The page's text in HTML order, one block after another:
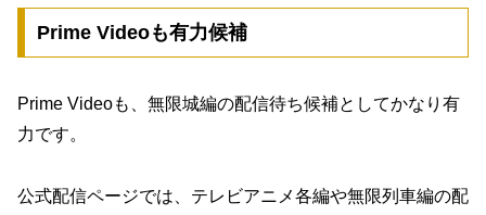
Prime Videoも有力候補
Prime Videoも、無限城編の配信待ち候補としてかなり有
力です。
公式配信ページでは、テレビアニメ各編や無限列車編の配